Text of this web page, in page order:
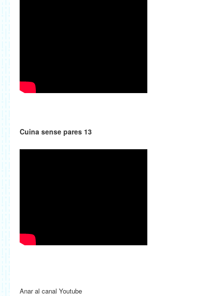
Cuina sense pares 13
Anar al canal Youtube